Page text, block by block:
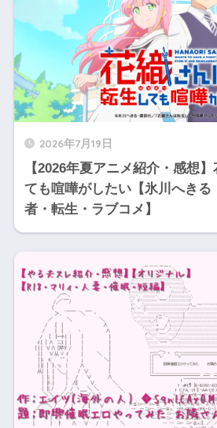
2026年7月19日
【2026年夏アニメ紹介・感想
ても喧嘩がしたい【氷川へきる
者・転生・ラブコメ】